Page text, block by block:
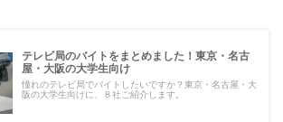
テレビ局のバイトをまとめました！東京・名古
屋・大阪の大学生向け
憧れのテレビ局でバイトしたいですか？東京・名古屋・大
阪の大学生向けに、８社ご紹介します。